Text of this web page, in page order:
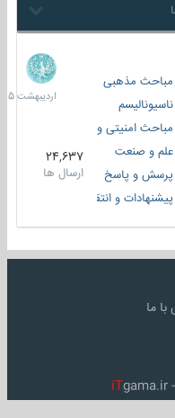
مذهبی
امنیتی و اطلاعاتی
و صنعت
و پاسخ
و انتقادات
24,637
ارسال ها
8
1405
ما
iTgama.ir